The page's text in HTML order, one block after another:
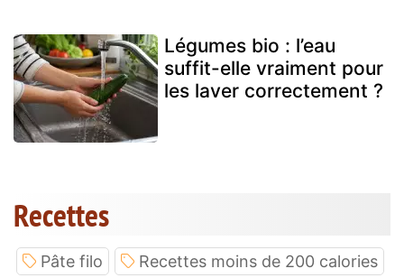
Légumes bio : l’eau
suffit-elle vraiment pour
les laver correctement ?
Recettes
Pâte filo
Recettes moins de 200 calories